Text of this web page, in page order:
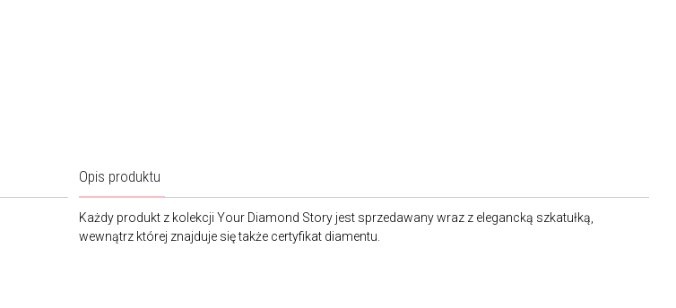
Opis produktu
Każdy produkt z kolekcji Your Diamond Story jest sprzedawany wraz z elegancką szkatułką,
wewnątrz której znajduje się także certyfikat diamentu.